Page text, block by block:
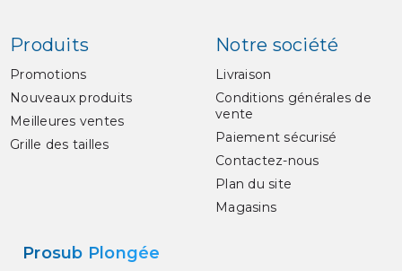
Produits
Promotions
Nouveaux produits
Meilleures ventes
Grille des tailles
Notre société
Livraison
Conditions générales de
vente
Paiement sécurisé
Contactez-nous
Plan du site
Magasins
Prosub Plongée